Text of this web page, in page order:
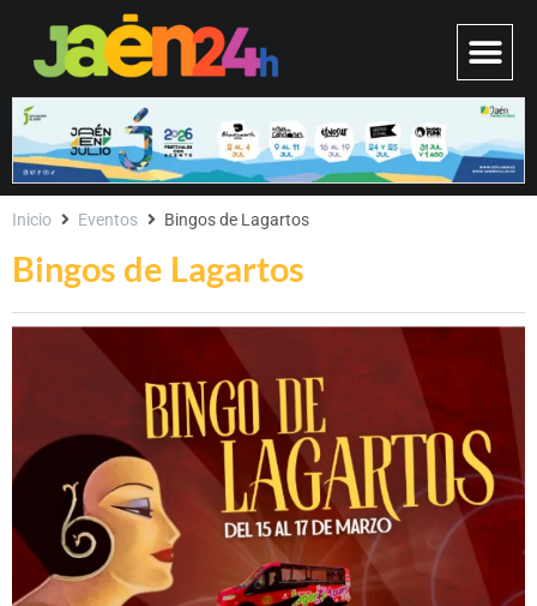
Bingos de Lagartos
Inicio Eventos Bingos de Lagartos